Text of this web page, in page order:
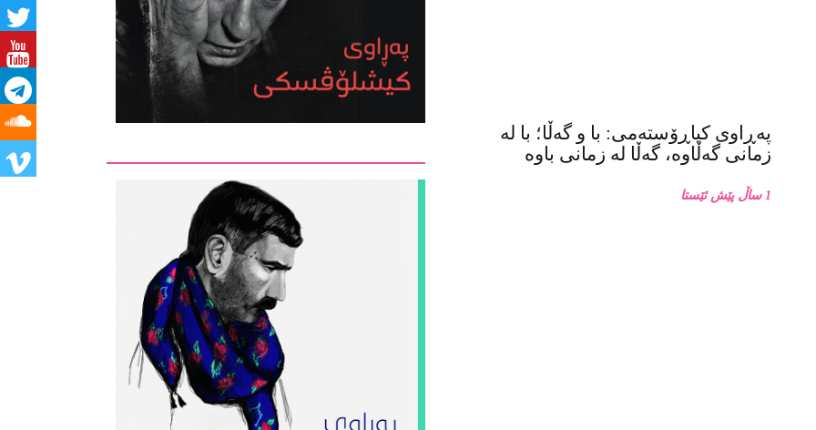
پەڕاوی کیاڕۆستەمی: با و گەڵا؛ با لە
زمانی گەڵاوە، گەڵا لە زمانی باوە
1 ساڵ پێش ئێستا